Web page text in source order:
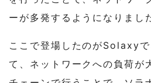
ーが多発するようになりまし
ここで登場したのがSolaxy
て、ネットワークへの負荷が